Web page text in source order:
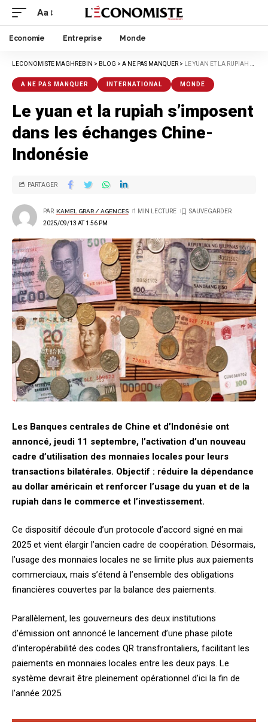
Aa
Economie Entreprise Monde
LECONOMISTE MAGHREBIN > BLOG > A NE PAS MANQUER > LE YUAN ET LA RUPIAH S’IMPOSENT DANS LES ÉCHANGES CHINE-INDONÉSIE
A NE PAS MANQUER INTERNATIONAL MONDE
Le yuan et la rupiah s’imposent
dans les échanges Chine-
Indonésie
2025/09/13 AT 1:56 PM
PAR KAMEL GRAR / AGENCES 1 MIN LECTURE
PARTAGER
Les Banques centrales de Chine et d’Indonésie ont
annoncé, jeudi 11 septembre, l’activation d’un nouveau
cadre d’utilisation des monnaies locales pour leurs
transactions bilatérales. Objectif : réduire la dépendance
au dollar américain et renforcer l’usage du yuan et de la
rupiah dans le commerce et l’investissement.
Ce dispositif découle d’un protocole d’accord signé en mai
2025 et vient élargir l’ancien cadre de coopération. Désormais,
l’usage des monnaies locales ne se limite plus aux paiements
commerciaux, mais s’étend à l’ensemble des obligations
financières couvertes par la balance des paiements.
Parallèlement, les gouverneurs des deux institutions
d’émission ont annoncé le lancement d’une phase pilote
d’interopérabilité des codes QR transfrontaliers, facilitant les
paiements en monnaies locales entre les deux pays. Le
système devrait être pleinement opérationnel d’ici la fin de
l’année 2025.